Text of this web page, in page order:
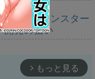
る。「モンスター
開発の狙い
arrow_forward_ios もっと見る